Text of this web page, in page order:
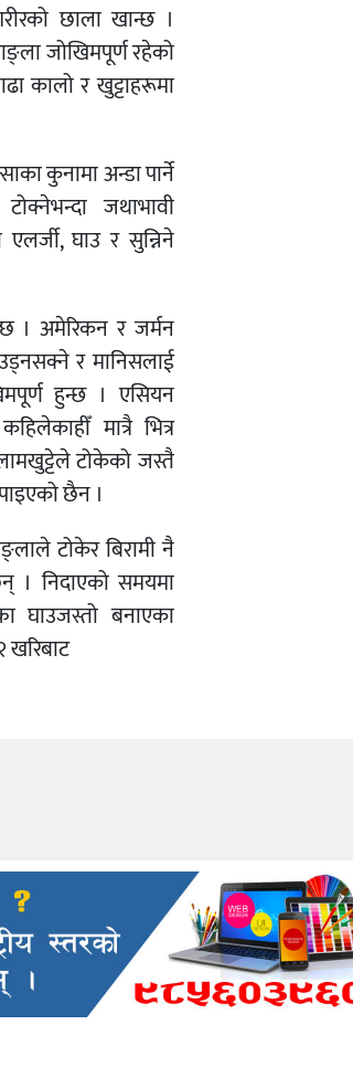
छाला खान्छ ।
जोखिमपूर्ण रहेको
कालो र खुट्टाहरूमा
कुनामा अन्डा पार्ने
जथाभावी
घाउ र सुन्निने
। अमेरिकन र जर्मन
र मानिसलाई
हुन्छ । एसियन
मात्रै भित्र
टोकेको जस्तै
छैन ।
टोकेर बिरामी नै
। निदाएको समयमा
घाउजस्तो बनाएका